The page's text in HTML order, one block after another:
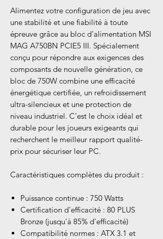
Alimentez votre configuration de jeu avec
une stabilité et une fiabilité à toute
épreuve grâce au bloc d'alimentation MSI
MAG A750BN PCIE5 III. Spécialement
conçu pour répondre aux exigences des
composants de nouvelle génération, ce
bloc de 750W combine une efficacité
énergétique certifiée, un refroidissement
ultra-silencieux et une protection de
niveau industriel. C'est le choix idéal et
durable pour les joueurs exigeants qui
recherchent le meilleur rapport qualité-
prix pour sécuriser leur PC.
Caractéristiques complètes du produit :
Puissance continue : 750 Watts
Certification d'efficacité : 80 PLUS
Bronze (jusqu'à 85% d'efficacité)
Compatibilité normes : ATX 3.1 et